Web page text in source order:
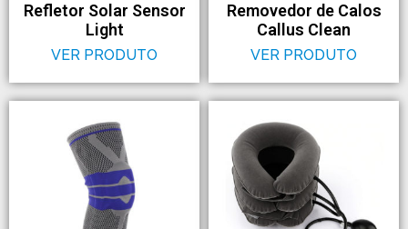
Refletor Solar Sensor
Light
VER PRODUTO
Removedor de Calos
Callus Clean
VER PRODUTO